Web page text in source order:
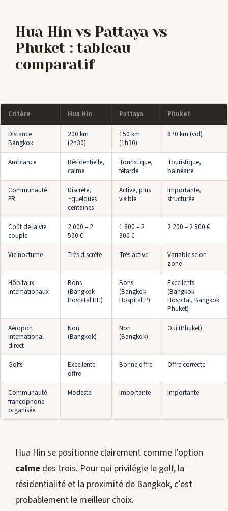
Hua Hin vs Pattaya vs
Phuket : tableau
comparatif
Critère Hua Hin Pattaya Phuket
Distance
Bangkok
200 km
(2h30)
150 km
(1h30)
870 km (vol)
Ambiance
Résidentielle,
calme
Touristique,
fêtarde
Touristique,
balnéaire
Communauté
FR
Discrète,
~quelques
centaines
Active, plus
visible
Importante,
structurée
Coût de la vie
couple
2 000 – 2
500 €
1 800 – 2
300 €
2 200 – 2 800 €
Vie nocturne Très discrète Très active
Variable selon
zone
Hôpitaux
internationaux
Bons
(Bangkok
Hospital HH)
Bons
(Bangkok
Hospital P)
Excellents
(Bangkok
Hospital, Bangkok
Phuket)
Aéroport
international
direct
Non
(Bangkok)
Non
(Bangkok)
Oui (Phuket)
Golfs
Excellente
offre
Bonne offre Offre correcte
Communauté
francophone
organisée
Modeste Importante Importante
Hua Hin se positionne clairement comme l’option
calme des trois. Pour qui privilégie le golf, la
résidentialité et la proximité de Bangkok, c’est
probablement le meilleur choix.